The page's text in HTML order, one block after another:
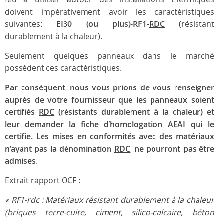
doivent impérativement avoir les caractéristiques
suivantes: EI30 (ou plus)-RF1-RDC (résistant
durablement à la chaleur).
Seulement quelques panneaux dans le marché
possèdent ces caractéristiques.
Par conséquent, nous vous prions de vous renseigner
auprès de votre fournisseur que les panneaux soient
certifiés RDC (résistants durablement à la chaleur) et
leur demander la fiche d’homologation AEAI qui le
certifie. Les mises en conformités avec des matériaux
n’ayant pas la dénomination RDC, ne pourront pas être
admises.
Extrait rapport OCF :
« RF1-rdc : Matériaux résistant durablement à la chaleur
(briques terre-cuite, ciment, silico-calcaire, béton